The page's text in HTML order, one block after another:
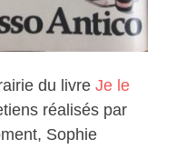
du livreJe le
réalisés par
Sophie